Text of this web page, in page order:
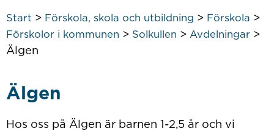
Start > Förskola, skola och utbildning > Förskola >
Förskolor i kommunen > Solkullen > Avdelningar>
Älgen
Älgen
Hos oss på Älgen är barnen 1-2,5 år och vi